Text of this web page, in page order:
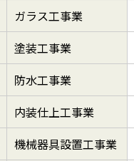
ガラス工事業
塗装工事業
防水工事業
内装仕上工事業
機械器具設置工事業